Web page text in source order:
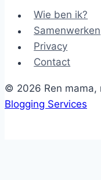
Wie ben ik?
Samenwerken
Privacy
Contact
© 2026 Ren mama,
Blogging Services